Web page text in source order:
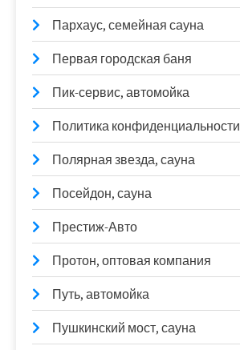
Пархаус, семейная сауна
Первая городская баня
Пик-сервис, автомойка
Политика конфиденциальности
Полярная звезда, сауна
Посейдон, сауна
Престиж-Авто
Протон, оптовая компания
Путь, автомойка
Пушкинский мост, сауна